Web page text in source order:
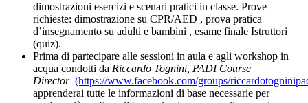
dimostrazioni esercizi e scenari pratici in classe. Prove
richieste: dimostrazione su CPR/AED , prova pratica
d’insegnamento su adulti e bambini , esame finale Istruttori
(quiz).
Prima di partecipare alle sessioni in aula e agli workshop in
acqua condotti da Riccardo Tognini, PADI Course
Director (https://www.facebook.com/groups/
apprenderai tutte le informazioni di base necessarie per